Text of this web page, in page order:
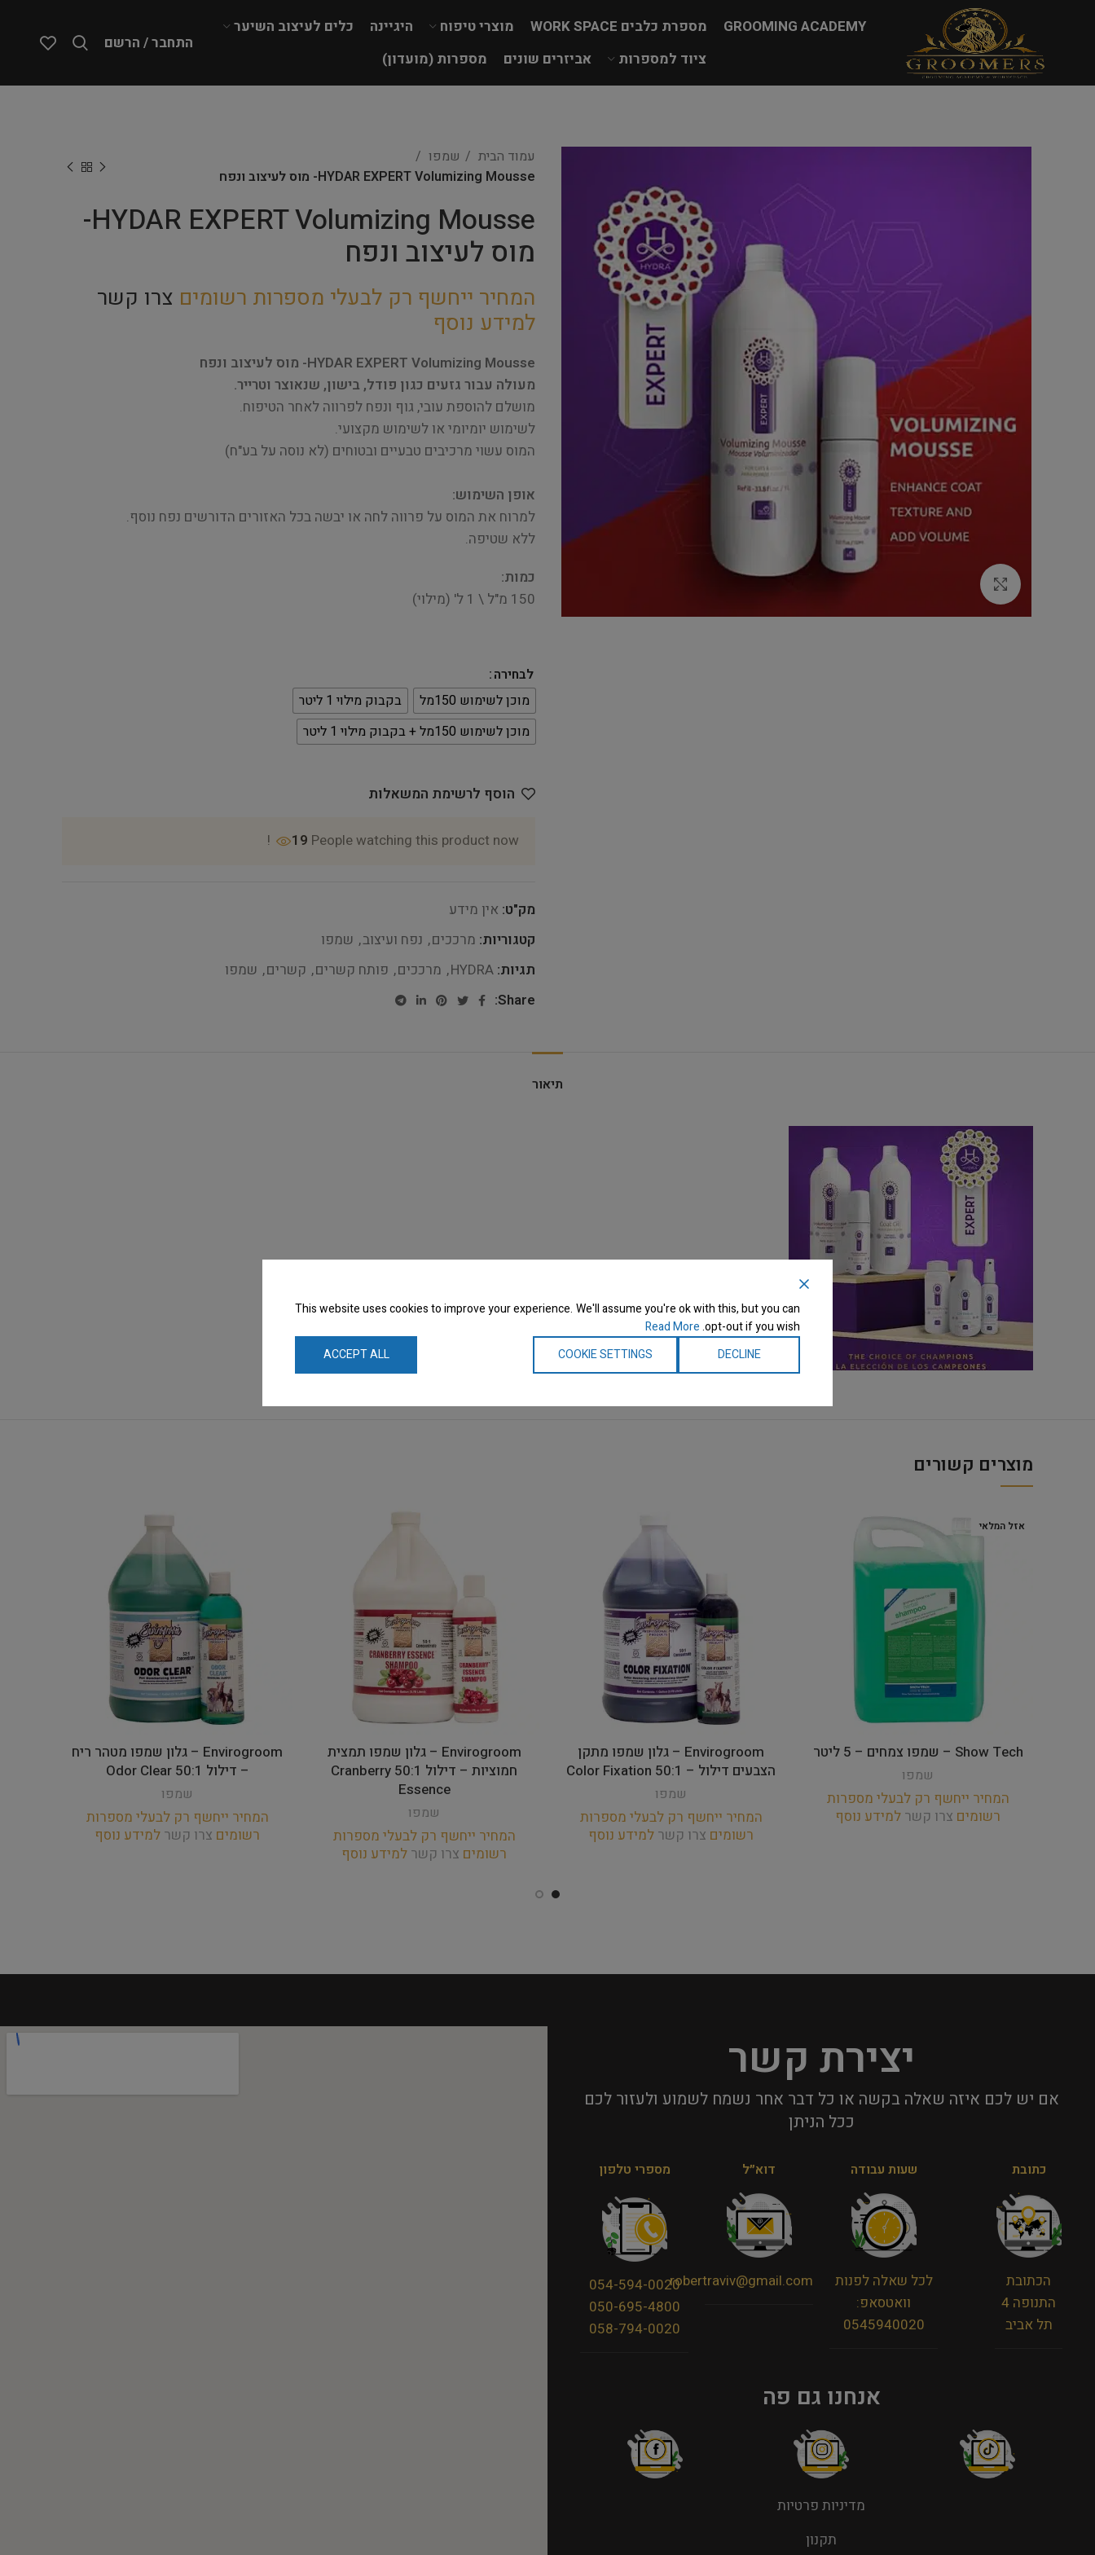
GROOMING ACADEMY מספרת כלבים WORK SPACE מוצרי טיפוח היגיינה
כלים לעיצוב השיער
ציוד למספרות
אביזרים שונים מספרות (מועדון)
התחבר / הרשם
עמוד הבית
שמפו
HYDAR EXPERT Volumizing Mousse- מוס לעיצוב ונפח
HYDAR EXPERT Volumizing Mousse-
מוס לעיצוב ונפח
המחיר ייחשף רק לבעלי מספרות רשומים צרו קשר
למידע נוסף
HYDAR EXPERT Volumizing Mousse- מוס לעיצוב ונפח
מעולה עבור גזעים כגון פודל, בישון, שנאוצר וטרייר.
מושלם להוספת עובי, גוף ונפח לפרווה לאחר הטיפוח.
לשימוש יומיומי או לשימוש מקצועי.
המוס עשוי מרכיבים טבעיים ובטוחים (לא נוסה על בע"ח)
אופן השימוש:
למרוח את המוס על פרווה לחה או יבשה בכל האזורים הדורשים נפח נוסף.
ללא שטיפה.
כמות:
150 מ"ל \ 1 ל' (מילוי)
לבחירה
מוכן לשימוש 150מל
בקבוק מילוי 1 ליטר
מוכן לשימוש 150מל + בקבוק מילוי 1 ליטר
הוסף לרשימת המשאלות
19 People watching this product now!
מק"ט: אין מידע
קטגוריות: מרככים, נפח ועיצוב, שמפו
תגיות: HYDRA
, מרככים, פותח קשרים, קשרים, שמפו
Share:
תיאור
מוצרים קשורים
אזל המלאי
Show Tech – שמפו צמחים – 5 ליטר
שמפו
המחיר ייחשף רק לבעלי מספרות
רשומים צרו קשר למידע נוסף
Envirogroom – גלון שמפו מתקן
הצבעים דילול – 50:1 Color Fixation
שמפו
המחיר ייחשף רק לבעלי מספרות
רשומים צרו קשר למידע נוסף
Envirogroom – גלון שמפו תמצית
חמוציות – דילול 50:1 Cranberry
Essence
שמפו
המחיר ייחשף רק לבעלי מספרות
רשומים צרו קשר למידע נוסף
Envirogroom – גלון שמפו מטהר ריח
– דילול 50:1 Odor Clear
שמפו
המחיר ייחשף רק לבעלי מספרות
רשומים צרו קשר למידע נוסף
יצירת קשר
אם יש לכם איזה שאלה בקשה או כל דבר אחר נשמח לשמוע ולעזור לכם
ככל הניתן​
כתובת
הכתובת
התנופה 4
תל אביב
שעות עבודה
לכל שאלה לפנות
וואטסאפ:
0545940020
דוא״ל
robertraviv@gmail.com
מספרי טלפון
054-594-0020
050-695-4800
058-794-0020
אנחנו גם פה
מדיניות פרטיות
תקנון
This website uses cookies to improve your experience. We'll assume you're ok with this, but you can
opt-out if you wish.
Read More
DECLINE
COOKIE SETTINGS
ACCEPT ALL